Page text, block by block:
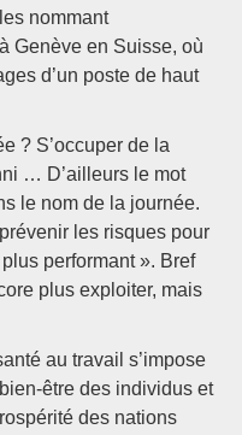
nommant
Genève en Suisse, où
d’un poste de haut
? S’occuper de la
… D’ailleurs le mot
le nom de la journée.
les risques pour
performant ». Bref
plus exploiter, mais
au travail s’impose
être des individus et
des nations